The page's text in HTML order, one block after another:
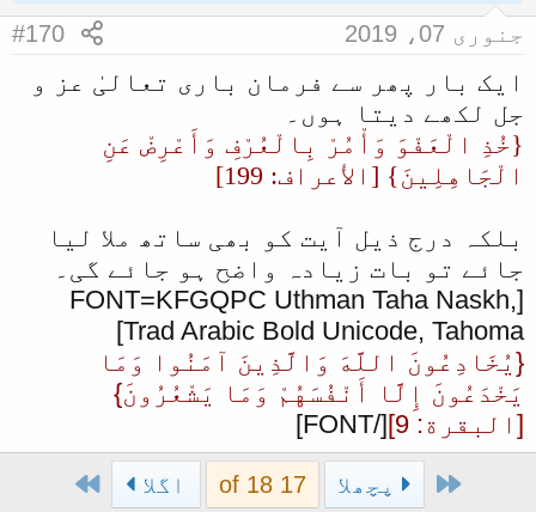
جنوری 07، 2019 #170
ایک بار پھر سے فرمان باری تعالیٰ عز و
جل لکھے دیتا ہوں۔
{خُذِ الْعَفْوَ وَأْمُرْ بِالْعُرْفِ وَأَعْرِضْ عَنِ
الْجَاهِلِينَ} [الأعراف: 199]
بلکہ درج ذیل آیت کو بھی ساتھ ملا لیا
جائے تو بات زیادہ واضح ہو جائے گی۔
[FONT=KFGQPC Uthman Taha Naskh,
Trad Arabic Bold Unicode, Tahoma]
{يُخَادِعُونَ اللَّهَ وَالَّذِينَ آمَنُوا وَمَا
يَخْدَعُونَ إِلَّا أَنْفُسَهُمْ وَمَا يَشْعُرُونَ}
[البقرة: 9]
[/FONT]
First پچھلا 17 of 18 اگلا Last